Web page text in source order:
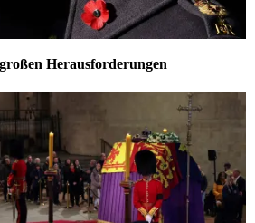
Herausforderungen